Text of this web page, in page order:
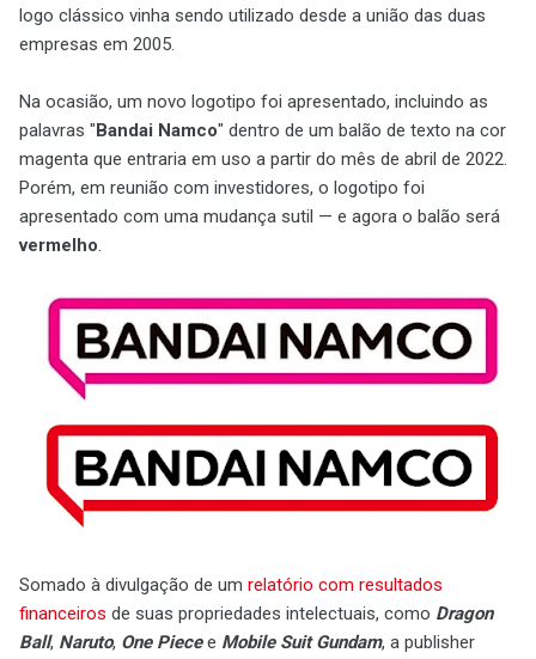
logo clássico vinha sendo utilizado desde a união das duas
empresas em 2005.
Na ocasião, um novo logotipo foi apresentado, incluindo as
palavras "Bandai Namco" dentro de um balão de texto na cor
magenta que entraria em uso a partir do mês de abril de 2022.
Porém, em reunião com investidores, o logotipo foi
apresentado com uma mudança sutil — e agora o balão será
vermelho.
Somado à divulgação de um relatório com resultados
financeiros de suas propriedades intelectuais, como Dragon
Ball, Naruto, One Piecee Mobile Suit Gundam, a publisher